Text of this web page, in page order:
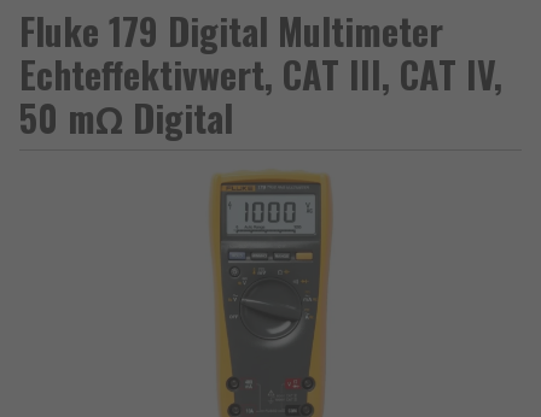
Fluke 179 Digital Multimeter
Echteffektivwert, CAT III, CAT IV,
50 mΩ Digital